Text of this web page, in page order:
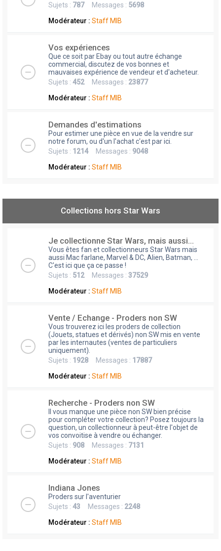
Sujets : 787Messages : 5698
Modérateur : Staff MIB
Vos expériences
Que ce soit par Ebay ou tout autre échange
commercial, discutez de vos bonnes et
mauvaises expérience de vendeur et d'acheteur.
Sujets : 452Messages : 23877
Modérateur : Staff MIB
Demandes d'estimations
Pour estimer une pièce en vue de la vendre sur
notre forum, ou d'un l'achat c'est par ici.
Sujets : 1214Messages : 9048
Modérateur : Staff MIB
Collections hors Star Wars
Je collectionne Star Wars, mais aussi...
Vous êtes fan et collectionneurs Star Wars mais
aussi Mac farlane, Marvel & DC, Alien, Batman, ...
C'est ici que ça ce passe !
Sujets : 512Messages : 37529
Modérateur : Staff MIB
Vente / Echange - Proders non SW
Vous trouverez ici les proders de collection
(Jouets, statues et dérivés) non SW mis en vente
par les internautes (ventes de particuliers
uniquement).
Sujets : 1928 Messages : 17887
Modérateur : Staff MIB
Recherche - Proders non SW
Il vous manque une pièce non SW bien précise
pour compléter votre collection? Posez toujours la
question, un collectionneur à peut-être l'objet de
vos convoitise à vendre ou échanger.
Sujets : 908 Messages : 7131
Modérateur : Staff MIB
Indiana Jones
Proders sur l'aventurier
Sujets : 43 Messages : 2248
Modérateur : Staff MIB